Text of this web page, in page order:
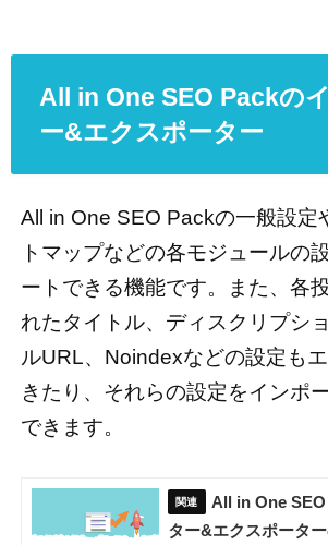
All in One SEO Packの
ー&エクスポーター
All in One SEO Packの一般設定
トマップなどの各モジュールの
ートできる機能です。また、各
れたタイトル、ディスクリプシ
ルURL、Noindexなどの設定も
きたり、それらの設定をインポ
できます。
All in One
ター&エクスポータ